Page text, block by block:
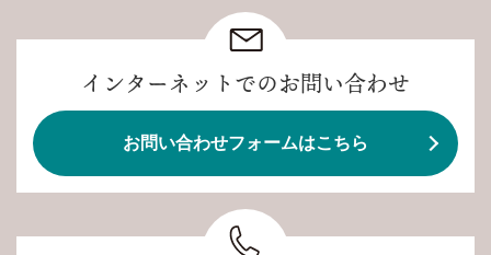
インターネットでのお問い合わせ
お問い合わせフォームはこちら